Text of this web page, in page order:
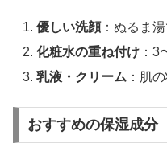
優しい洗顔：ぬるま
化粧水の重ね付け ：3
乳液・クリーム ：肌
おすすめの保湿成分